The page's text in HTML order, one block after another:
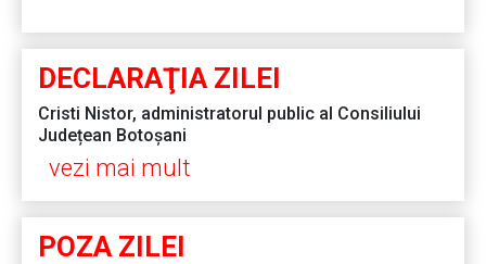
DECLARAŢIA ZILEI
Cristi Nistor, administratorul public al Consiliului
Județean Botoșani
vezi mai mult
POZA ZILEI